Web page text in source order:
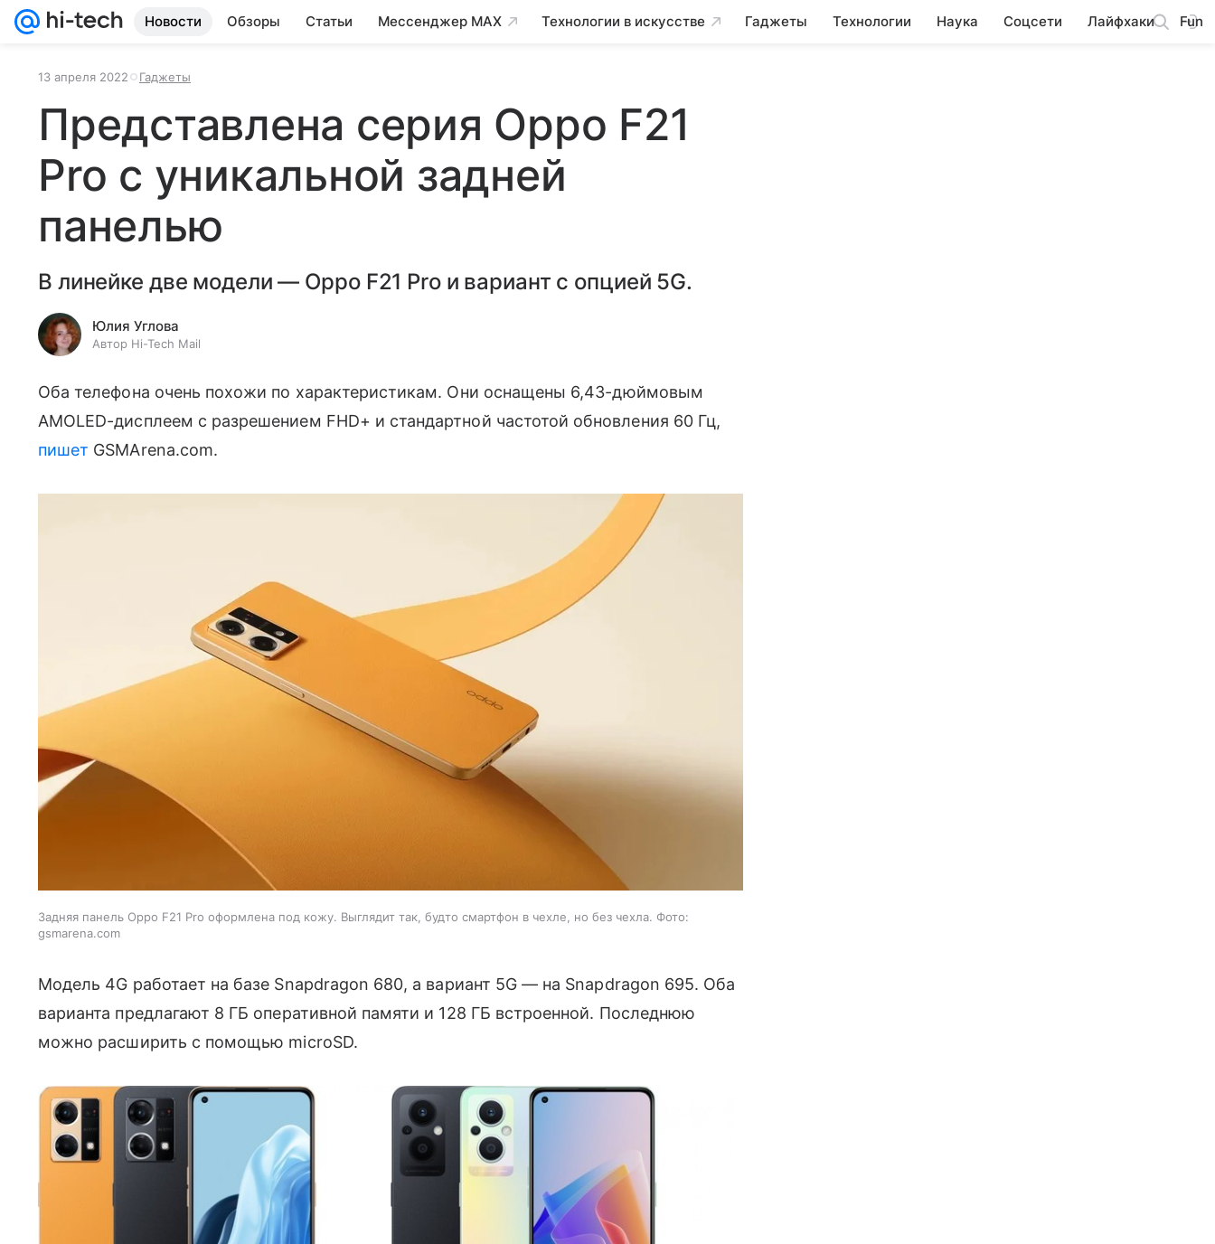
Новости Обзоры Статьи Мессенджер MAX Технологии в искусстве Гаджеты Технологии Наука Соцсети Лайфхаки Fun
13 апреля 2022 Гаджеты
Представлена серия Oppo F21
Pro с уникальной задней
панелью
В линейке две модели — Oppo F21 Pro и вариант с опцией 5G.
Юлия Углова
Автор Hi-Tech Mail
Оба телефона очень похожи по характеристикам. Они оснащены 6,43-дюймовым
AMOLED-дисплеем с разрешением FHD+ и стандартной частотой обновления 60 Гц,
пишет GSMArena.com.
Задняя панель Oppo F21 Pro оформлена под кожу. Выглядит так, будто смартфон в чехле, но без чехла. Фото:
gsmarena.com
Модель 4G работает на базе Snapdragon 680, а вариант 5G — на Snapdragon 695. Оба
варианта предлагают 8 ГБ оперативной памяти и 128 ГБ встроенной. Последнюю
можно расширить с помощью microSD.